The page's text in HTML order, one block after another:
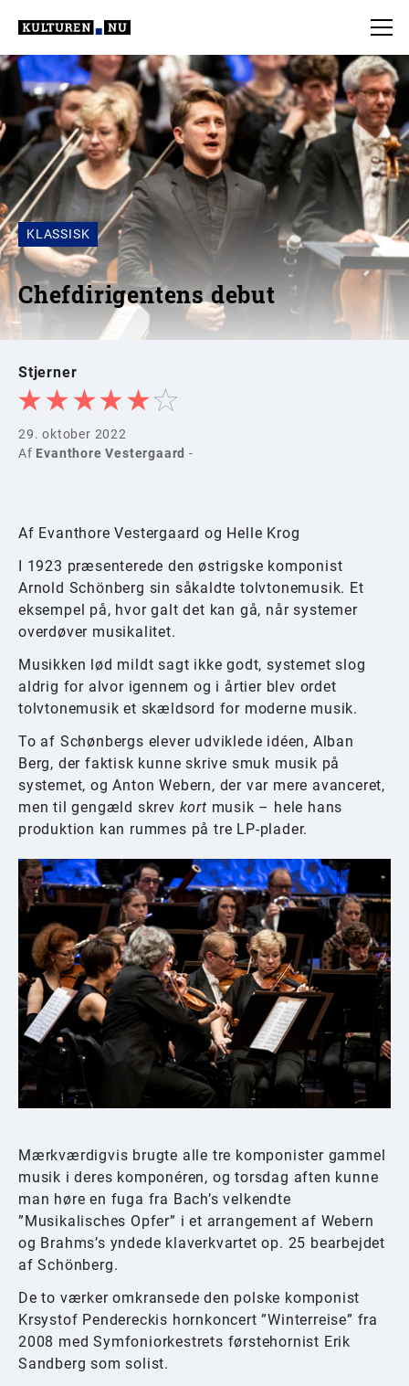
KLASSISK
Chefdirigentens debut
Stjerner
29. oktober 2022
Af Evanthore Vestergaard -
Af Evanthore Vestergaard og Helle Krog
I 1923 præsenterede den østrigske komponist
Arnold Schönberg sin såkaldte tolvtonemusik. Et
eksempel på, hvor galt det kan gå, når systemer
overdøver musikalitet.
Musikken lød mildt sagt ikke godt, systemet slog
aldrig for alvor igennem og i årtier blev ordet
tolvtonemusik et skældsord for moderne musik.
To af Schønbergs elever udviklede idéen, Alban
Berg, der faktisk kunne skrive smuk musik på
systemet, og Anton Webern, der var mere avanceret,
men til gengæld skrev kort musik – hele hans
produktion kan rummes på tre LP-plader.
Mærkværdigvis brugte alle tre komponister gammel
musik i deres komponéren, og torsdag aften kunne
man høre en fuga fra Bach’s velkendte
”Musikalisches Opfer” i et arrangement af Webern
og Brahms’s yndede klaverkvartet op. 25 bearbejdet
af Schönberg.
De to værker omkransede den polske komponist
Krsystof Pendereckis hornkoncert ”Winterreise” fra
2008 med Symfoniorkestrets førstehornist Erik
Sandberg som solist.